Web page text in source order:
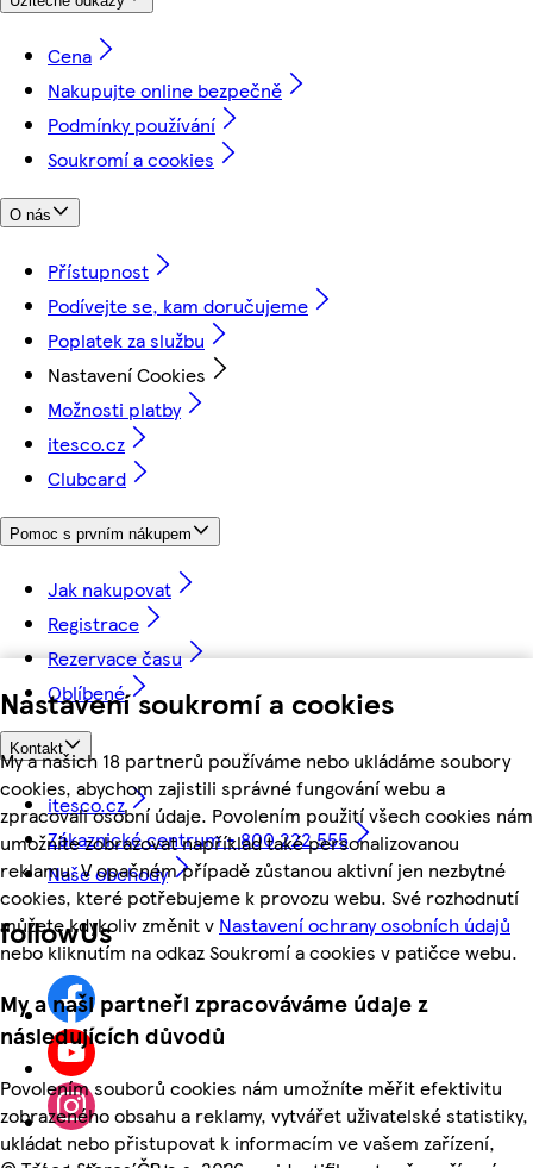
Nastavení soukromí a cookies
My a našich 18 partnerů používáme nebo ukládáme soubory
cookies, abychom zajistili správné fungování webu a
zpracovali osobní údaje. Povolením použití všech cookies nám
umožníte zobrazovat například také personalizovanou
reklamu. V opačném případě zůstanou aktivní jen nezbytné
cookies, které potřebujeme k provozu webu. Své rozhodnutí
můžete kdykoliv změnit v Nastavení ochrany osobních údajů
nebo kliknutím na odkaz Soukromí a cookies v patičce webu.
My a naši partneři zpracováváme údaje z
následujících důvodů
Povolením souborů cookies nám umožníte měřit efektivitu
zobrazeného obsahu a reklamy, vytvářet uživatelské statistiky,
ukládat nebo přistupovat k informacím ve vašem zařízení,
Cena
Nakupujte online bezpečně
Podmínky používání
Soukromí a cookies
O nás
Přístupnost
Podívejte se, kam doručujeme
Poplatek za službu
Nastavení Cookies
Možnosti platby
itesco.cz
Clubcard
Pomoc s prvním nákupem
Jak nakupovat
Registrace
Rezervace času
Oblíbené
Kontakt
itesco.cz
Zákaznické centrum - 800 222 555
Naše obchody
followUs